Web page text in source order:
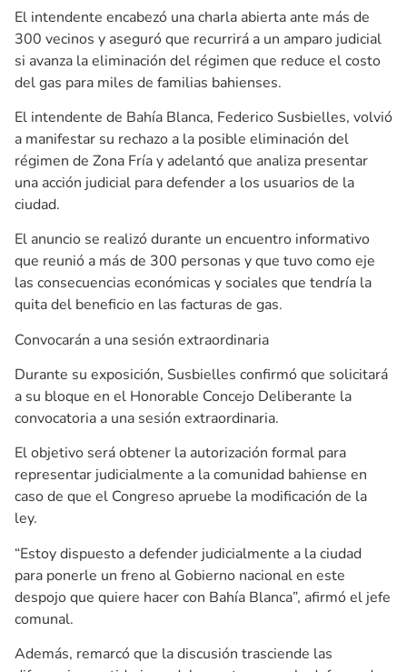
El intendente encabezó una charla abierta ante más de
300 vecinos y aseguró que recurrirá a un amparo judicial
si avanza la eliminación del régimen que reduce el costo
del gas para miles de familias bahienses.
El intendente de Bahía Blanca, Federico Susbielles, volvió
a manifestar su rechazo a la posible eliminación del
régimen de Zona Fría y adelantó que analiza presentar
una acción judicial para defender a los usuarios de la
ciudad.
El anuncio se realizó durante un encuentro informativo
que reunió a más de 300 personas y que tuvo como eje
las consecuencias económicas y sociales que tendría la
quita del beneficio en las facturas de gas.
Convocarán a una sesión extraordinaria
Durante su exposición, Susbielles confirmó que solicitará
a su bloque en el Honorable Concejo Deliberante la
convocatoria a una sesión extraordinaria.
El objetivo será obtener la autorización formal para
representar judicialmente a la comunidad bahiense en
caso de que el Congreso apruebe la modificación de la
ley.
“Estoy dispuesto a defender judicialmente a la ciudad
para ponerle un freno al Gobierno nacional en este
despojo que quiere hacer con Bahía Blanca”, afirmó el jefe
comunal.
Además, remarcó que la discusión trasciende las